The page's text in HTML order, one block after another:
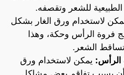
للشعر وتقصفه.
لاستخدام ورق الغار بشكل
فروة الرأس وحكة، وهذا
الشعر.
الرأس: يمكن لاستخدام ورق